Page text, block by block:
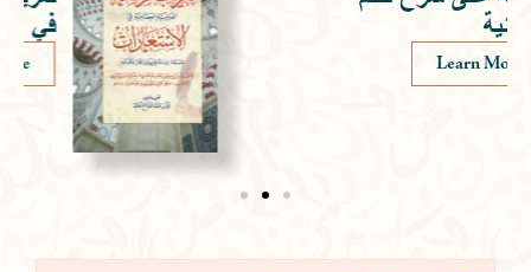
Learn More